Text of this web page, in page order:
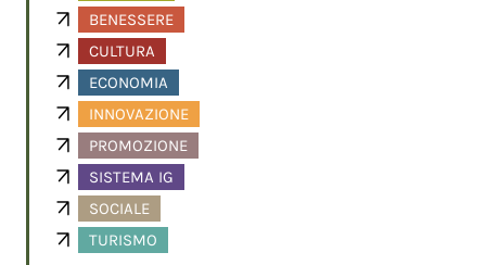
BENESSERE
CULTURA
ECONOMIA
INNOVAZIONE
PROMOZIONE
SISTEMA IG
SOCIALE
TURISMO